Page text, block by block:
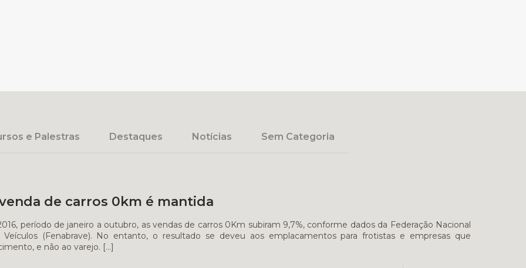
e Palestras Destaques Notícias Sem Categoria
de carros 0km é mantida
período de janeiro a outubro, as vendas de carros 0Km subiram 9,7%, conforme dados da Federação Nacional
(Fenabrave). No entanto, o resultado se deveu aos emplacamentos para frotistas e empresas que
e não ao varejo. […]